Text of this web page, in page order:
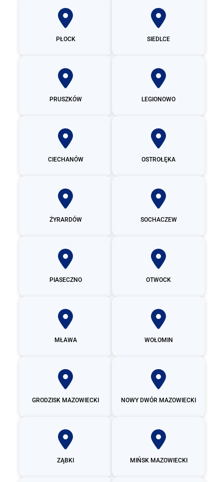
PŁOCK SIEDLCE
PRUSZKÓW LEGIONOWO
CIECHANÓW OSTROŁĘKA
ŻYRARDÓW SOCHACZEW
PIASECZNO OTWOCK
MŁAWA WOŁOMIN
GRODZISK MAZOWIECKI NOWY DWÓR MAZOWIECKI
ZĄBKI MIŃSK MAZOWIECKI